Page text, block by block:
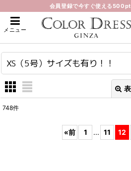
会員登録で今すぐ使える500pt
メニュー
ホーム > XS（5号）サイズも有り！！
XS（5号）サイズも有り！！
748件
«前 1 ... 11 12